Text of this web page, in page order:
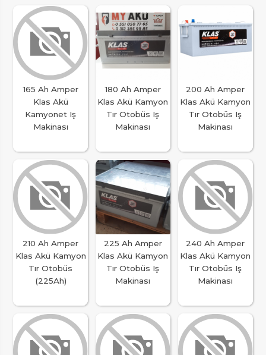
165 Ah Amper
Klas Akü
Kamyonet Iş
Makinası
180 Ah Amper
Klas Akü Kamyon
Tır Otobüs Iş
Makinası
200 Ah Amper
Klas Akü Kamyon
Tır Otobüs Iş
Makinası
210 Ah Amper
Klas Akü Kamyon
Tır Otobüs
(225Ah)
225 Ah Amper
Klas Akü Kamyon
Tır Otobüs Iş
Makinası
240 Ah Amper
Klas Akü Kamyon
Tır Otobüs Iş
Makinası